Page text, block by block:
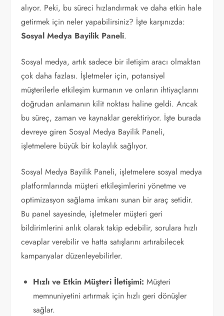
alıyor. Peki, bu süreci hızlandırmak ve daha etkin hale
getirmek için neler yapabilirsiniz? İşte karşınızda:
Sosyal Medya Bayilik Paneli.
Sosyal medya, artık sadece bir iletişim aracı olmaktan
çok daha fazlası. İşletmeler için, potansiyel
müşterilerle etkileşim kurmanın ve onların ihtiyaçlarını
doğrudan anlamanın kilit noktası haline geldi. Ancak
bu süreç, zaman ve kaynaklar gerektiriyor. İşte burada
devreye giren Sosyal Medya Bayilik Paneli,
işletmelere büyük bir kolaylık sağlıyor.
Sosyal Medya Bayilik Paneli, işletmelere sosyal medya
platformlarında müşteri etkileşimlerini yönetme ve
optimizasyon sağlama imkanı sunan bir araç setidir.
Bu panel sayesinde, işletmeler müşteri geri
bildirimlerini anlık olarak takip edebilir, sorulara hızlı
cevaplar verebilir ve hatta satışlarını artırabilecek
kampanyalar düzenleyebilirler.
Hızlı ve Etkin Müşteri İletişimi: Müşteri
memnuniyetini artırmak için hızlı geri dönüşler
sağlar.